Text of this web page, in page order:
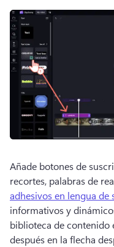
Añade botones de
recortes, palabras de
adhesivos en lengua de
informativos y
biblioteca de contenido
después en la flecha